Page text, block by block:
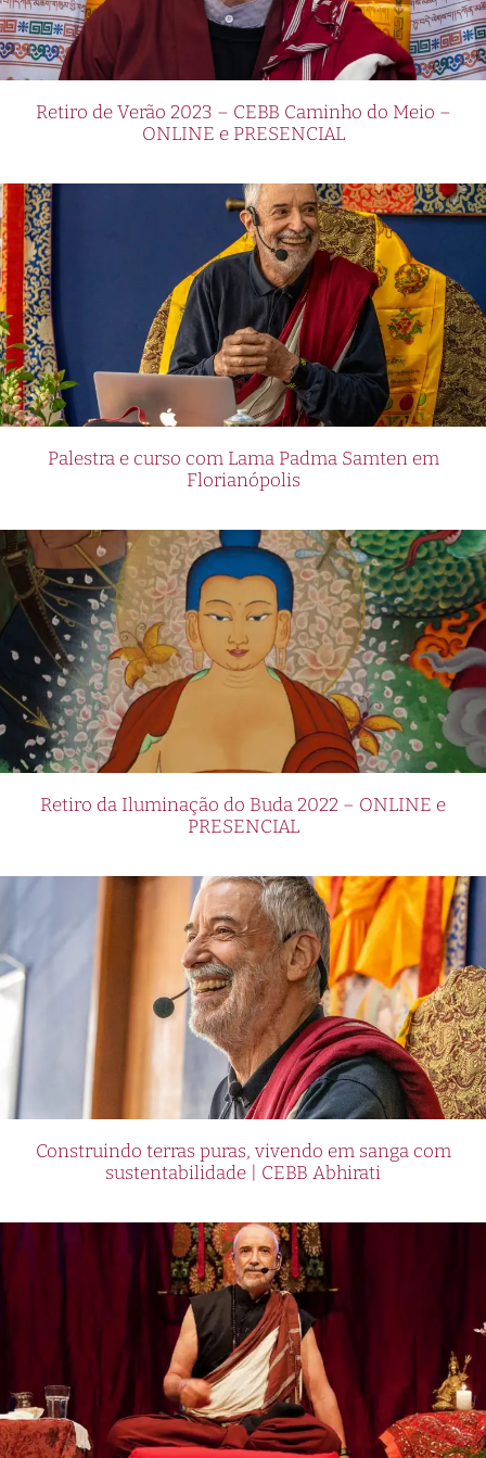
Retiro de Verão 2023 – CEBB Caminho do Meio –
ONLINE e PRESENCIAL
Palestra e curso com Lama Padma Samten em
Florianópolis
Retiro da Iluminação do Buda 2022 – ONLINE e
PRESENCIAL
Construindo terras puras, vivendo em sanga com
sustentabilidade | CEBB Abhirati